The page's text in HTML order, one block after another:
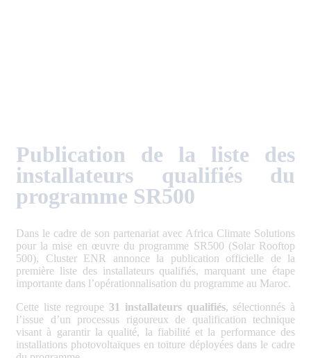
Publication de la liste des
installateurs qualifiés du
programme SR500
Dans le cadre de son partenariat avec Africa Climate Solutions
pour la mise en œuvre du programme SR500 (Solar Rooftop
500), Cluster ENR annonce la publication officielle de la
première liste des installateurs qualifiés, marquant une étape
importante dans l’opérationnalisation du programme au Maroc.
Cette liste regroupe 31 installateurs qualifiés, sélectionnés à
l’issue d’un processus rigoureux de qualification technique
visant à garantir la qualité, la fiabilité et la performance des
installations photovoltaïques en toiture déployées dans le cadre